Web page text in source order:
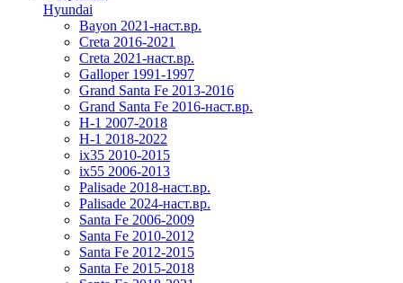
Hyundai
Bayon 2021-наст.вр.
Creta 2016-2021
Creta 2021-наст.вр.
Galloper 1991-1997
Grand Santa Fe 2013-2016
Grand Santa Fe 2016-наст.вр.
H-1 2007-2018
H-1 2018-2022
ix35 2010-2015
ix55 2006-2013
Palisade 2018-наст.вр.
Palisade 2024-наст.вр.
Santa Fe 2006-2009
Santa Fe 2010-2012
Santa Fe 2012-2015
Santa Fe 2015-2018